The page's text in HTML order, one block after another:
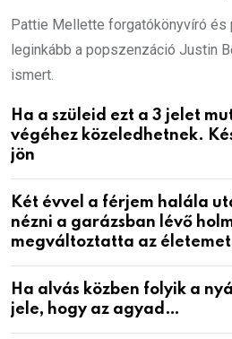
Pattie Mellette forgatókönyvíró és
leginkább a popszenzáció Justin
ismert.
Ha a szüleid ezt a 3 jelet
végéhez közeledhetnek.
jön
Két évvel a férjem halála
nézni a garázsban lévő
megváltoztatta az életemet
Ha alvás közben folyik a
jele, hogy az agyad…